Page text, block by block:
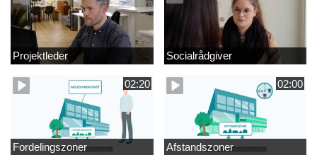
Projektleder Socialrådgiver
02:20
Fordelingszoner
02:00
Afstandszoner